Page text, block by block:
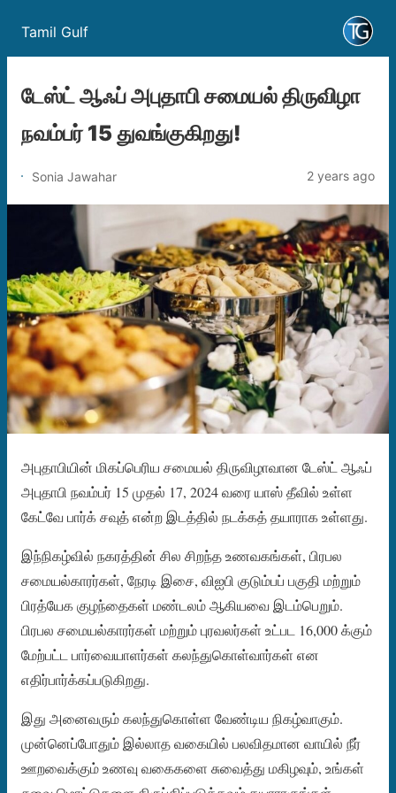
Tamil Gulf
டேஸ்ட் ஆஃப் அபுதாபி சமையல் திருவிழா
நவம்பர் 15 துவங்குகிறது!
Sonia Jawahar 2 years ago
அபுதாபியின் மிகப்பெரிய சமையல் திருவிழாவான டேஸ்ட் ஆஃப்
அபுதாபி நவம்பர் 15 முதல் 17, 2024 வரை யாஸ் தீவில் உள்ள
கேட்வே பார்க் சவுத் என்ற இடத்தில் நடக்கத் தயாராக உள்ளது.
இந்நிகழ்வில் நகரத்தின் சில சிறந்த உணவகங்கள், பிரபல
சமையல்காரர்கள், நேரடி இசை, விஐபி குடும்பப் பகுதி மற்றும்
பிரத்யேக குழந்தைகள் மண்டலம் ஆகியவை இடம்பெறும்.
பிரபல சமையல்காரர்கள் மற்றும் புரவலர்கள் உட்பட 16,000 க்கும்
மேற்பட்ட பார்வையாளர்கள் கலந்துகொள்வார்கள் என
எதிர்பார்க்கப்படுகிறது.
இது அனைவரும் கலந்துகொள்ள வேண்டிய நிகழ்வாகும்.
முன்னெப்போதும் இல்லாத வகையில் பலவிதமான வாயில் நீர்
ஊறவைக்கும் உணவு வகைகளை சுவைத்து மகிழவும், உங்கள்